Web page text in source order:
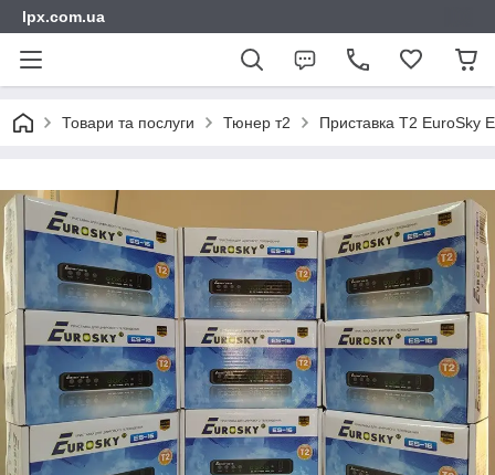
lpx.com.ua
Товари та послуги Тюнер т2 Приставка Т2 EuroSky